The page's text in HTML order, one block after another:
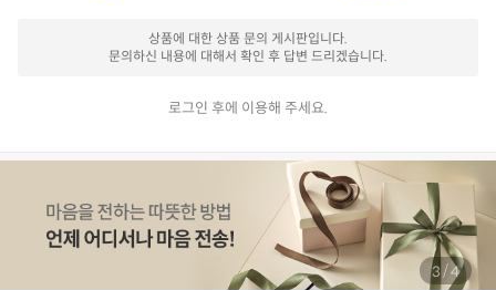
상품에 대한 상품 문의 게시판입니다.
문의하신 내용에 대해서 확인 후 답변 드리겠습니다.
로그인 후에 이용해 주세요.
3 /4